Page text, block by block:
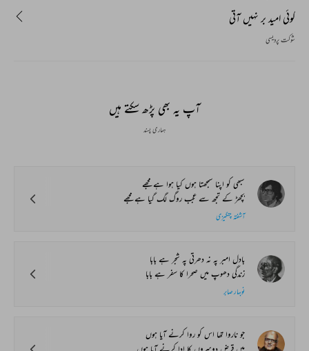
کوئی امید بر نہیں آتی
شوکت پردیسی
REKHTA RECENT
The Urdu Game That
The Secret History of
Irshad Kamil,
Kazmi and
Mushaira
آپ یہ بھی پڑھ سکتے ہیں